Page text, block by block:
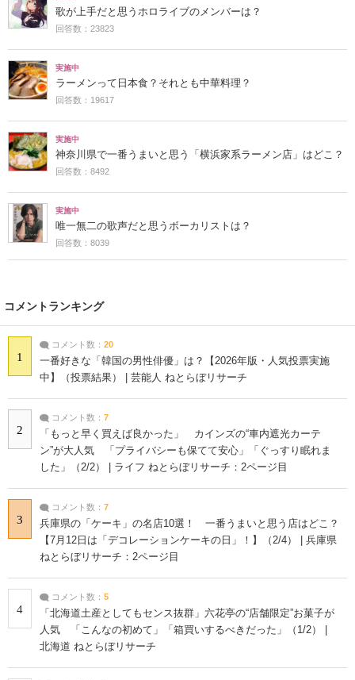
歌が上手だと思うホロライブのメンバーは？
回答数：23823
実施中
ラーメンって日本食？それとも中華料理？
回答数：19617
実施中
神奈川県で一番うまいと思う「横浜家系ラーメン店」はどこ？
回答数：8492
実施中
唯一無二の歌声だと思うボーカリストは？
回答数：8039
コメントランキング
1
コメント数： 20
一番好きな「韓国の男性俳優」は？【2026年版・人気投票実施
中】（投票結果） | 芸能人 ねとらぼリサーチ
2
コメント数： 7
「もっと早く買えば良かった」 カインズの“車内遮光カーテ
ン”が大人気 「プライバシーも保てて安心」「ぐっすり眠れま
した」（2/2） | ライフ ねとらぼリサーチ：2ページ目
3
コメント数： 7
兵庫県の「ケーキ」の名店10選！ 一番うまいと思う店はどこ？
【7月12日は「デコレーションケーキの日」！】（2/4） | 兵庫県
ねとらぼリサーチ：2ページ目
4
コメント数： 5
「北海道土産としてもセンス抜群」六花亭の“店舗限定”お菓子が
人気 「こんなの初めて」「箱買いするべきだった」（1/2） |
北海道 ねとらぼリサーチ